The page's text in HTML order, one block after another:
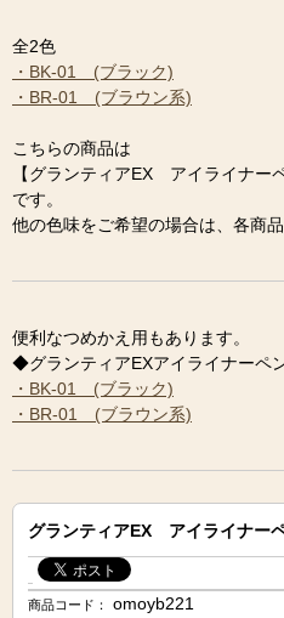
全2色
・BK-01 (ブラック)
・BR-01 (ブラウン系)
こちらの商品は
【グランティアEX アイライナー
です。
他の色味をご希望の場合は、各商
便利なつめかえ用もあります。
◆グランティアEXアイライナーペ
・BK-01 (ブラック)
・BR-01 (ブラウン系)
グランティアEX アイライナー
商品コード： omoyb221